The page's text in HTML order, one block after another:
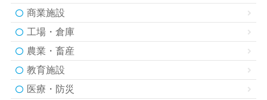
商業施設
工場・倉庫
農業・畜産
教育施設
医療・防災